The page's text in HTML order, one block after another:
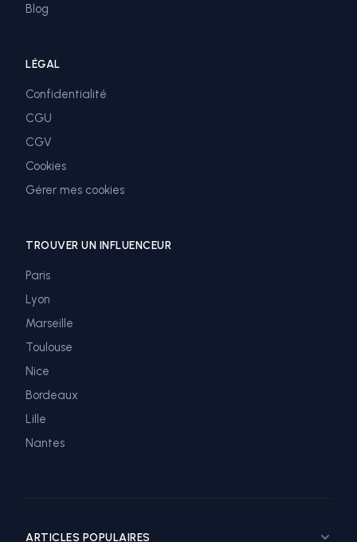
Blog
LÉGAL
Confidentialité
CGU
CGV
Cookies
Gérer mes cookies
TROUVER UN INFLUENCEUR
Paris
Lyon
Marseille
Toulouse
Nice
Bordeaux
Lille
Nantes
ARTICLES POPULAIRES